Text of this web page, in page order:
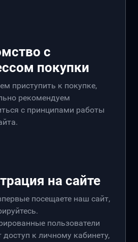
с
покупки
приступить к покупке,
рекомендуем
с принципами работы
на сайте
посещаете наш сайт,
пользователи
доступ к личному кабинету,